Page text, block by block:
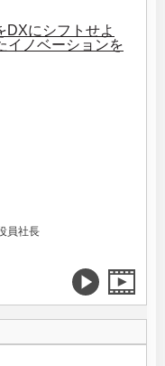
にシフトせよ
イノベーションを
員社長